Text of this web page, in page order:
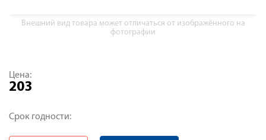
Внешний вид товара может отличаться от изображённого на
фотографии
Цена:
203
Срок годности: